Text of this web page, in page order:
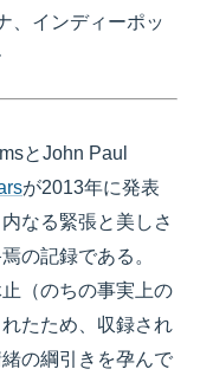
、インディーポッ
とJohn Paul
が2013年に発表
なる緊張と美しさ
の記録である。
（のちの事実上の
たため、収録され
の綱引きを孕んで